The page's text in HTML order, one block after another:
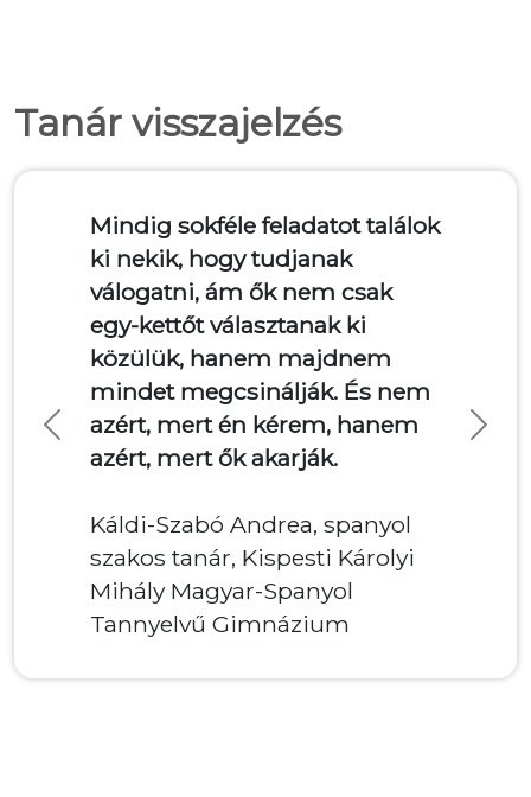
Tanár visszajelzés
sokféle feladatot találok
hogy tudjanak
ám ők nem csak
kettőt választanak ki
hanem majdnem
megcsinálják. És nem
mert én kérem, hanem
mert ők akarják.
Szabó Andrea, spanyol
tanár, Kispesti Károlyi
Magyar-Spanyol
Gimnázium
A diákok sokkal
a tanulási utat
sajátjuknak
folyamatát
pillanatnyi
kreativitásukat,
a választható
Tóth Rita,
tanár, Eötvös
Gimnázium, Tata
Previous Next